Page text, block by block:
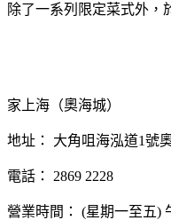
除了一系列限定菜式外，
家上海（奧海城）
地址： 大角咀海泓道1號
電話： 2869 2228
營業時間： (星期一至五)